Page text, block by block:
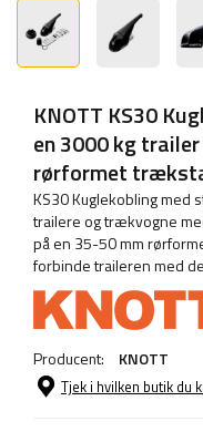
KNOTT KS30
en 3000 kg
rørformet
KS30 Kuglekobling med
trailere og trækvogne
på en 35-50 mm
forbinde traileren med
Producent: KNOTT
Tjek i hvilken butik du